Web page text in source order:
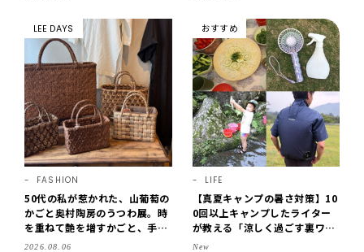
LEE DAYS
FASHION
50代の私が惹かれた、山葡萄の
かごと奥村陶房のうつわ展。時
を重ねて艶を増すかごと、手仕
事の美しさに出会いました。
2026.08.06
おすすめ
LIFE
【真夏キャンプの暑さ対策】10
0回以上キャンプしたライター
が教える「涼しく過ごす裏ワ
ザ」8選！効果を実感したアイ
New